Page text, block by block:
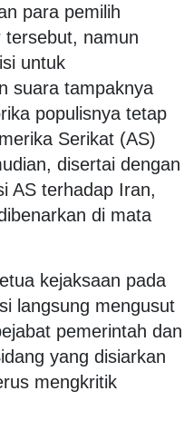
para pemilih
tersebut, namun
untuk
suara tampaknya
populisnya tetap
Serikat (AS)
disertai dengan
AS terhadap Iran,
di mata
kejaksaan pada
langsung mengusut
pemerintah dan
yang disiarkan
mengkritik